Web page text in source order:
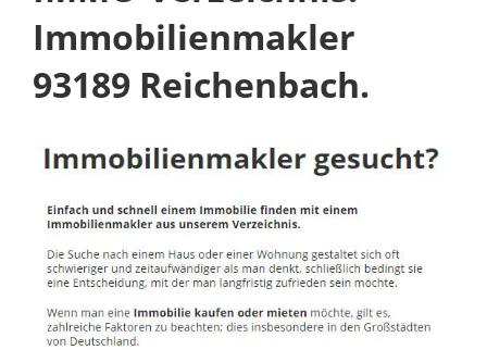
Immobilienmakler
93189 Reichenbach.